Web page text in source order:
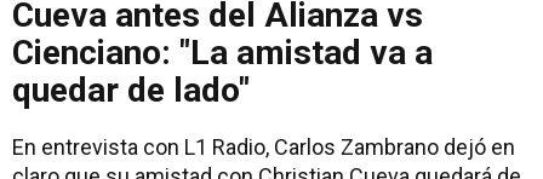
Cueva antes del Alianza vs
Cienciano: "La amistad va a
quedar de lado"
En entrevista con L1 Radio, Carlos Zambrano dejó en